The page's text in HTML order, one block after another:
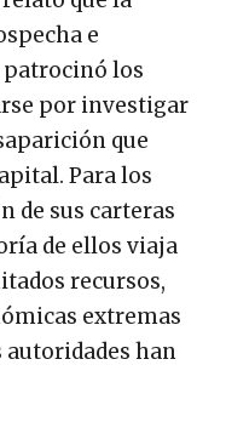
e
los
por investigar
que
Para los
de sus carteras
de ellos viaja
recursos,
extremas
autoridades han